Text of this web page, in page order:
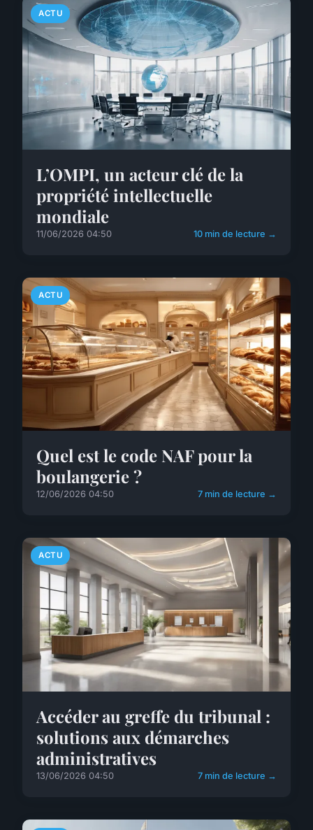
ACTU
L’OMPI, un acteur clé de la
propriété intellectuelle
mondiale
11/06/2026 04:50 10 min de lecture →
ACTU
Quel est le code NAF pour la
boulangerie ?
12/06/2026 04:50 7 min de lecture →
ACTU
Accéder au greffe du tribunal :
solutions aux démarches
administratives
13/06/2026 04:50 7 min de lecture →